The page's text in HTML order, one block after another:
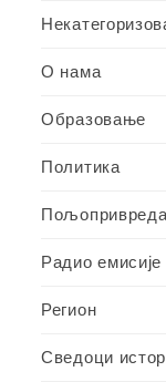
О нама
Образовање
Политика
Пољопривреда
Радио емисије
Регион
Сведоци